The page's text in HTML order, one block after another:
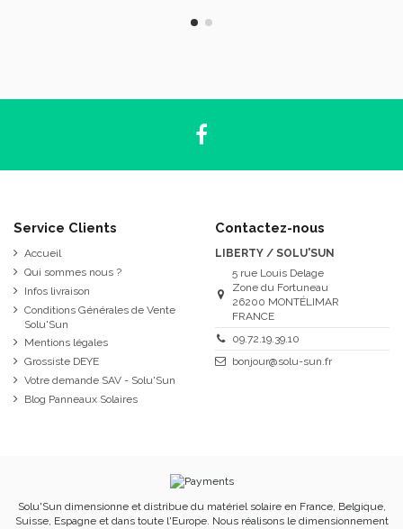
Service Clients
Accueil
Qui sommes nous ?
Infos livraison
Conditions Générales de Vente
Solu'Sun
Mentions légales
Grossiste DEYE
Votre demande SAV - Solu'Sun
Blog Panneaux Solaires
Contactez-nous
LIBERTY / SOLU'SUN
5 rue Louis Delage
Zone du Fortuneau
26200 MONTÉLIMAR
FRANCE
09.72.19.39.10
bonjour@solu-sun.fr
Solu'Sun dimensionne et distribue du matériel solaire en France, Belgique,
Suisse, Espagne et dans toute l'Europe. Nous réalisons le dimensionnement